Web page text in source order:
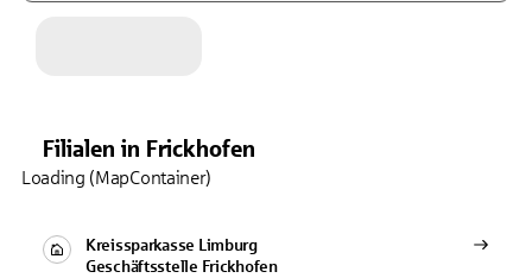
Filialen in Frickhofen
Kreissparkasse Limburg
Geschäftsstelle Frickhofen
Loading (MapContainer)